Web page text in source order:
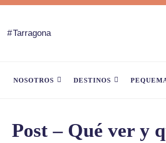
Tarragona
NOSOTROS DESTINOS
Post – Qué ver y